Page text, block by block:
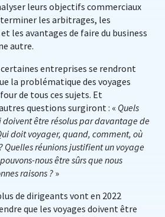
leurs objectifs commerciaux
les arbitrages, les
les avantages de faire du business
autre.
entreprises se rendront
la problématique des voyages
de tous ces sujets. Et
questions surgiront : « Quels
doivent être résolus par davantage de
doit voyager, quand, comment, où
Quelles réunions justifient un voyage
nous être sûrs que nous
raisons ? »
de dirigeants vont en 2022
que les voyages doivent être